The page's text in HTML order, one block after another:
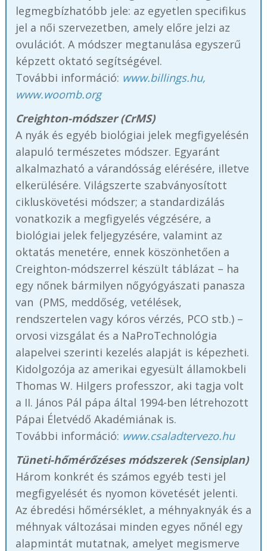
legmegbízhatóbb jele: az egyetlen specifikus
jel a női szervezetben, amely előre jelzi az
ovulációt. A módszer megtanulása egyszerű
képzett oktató segítségével.
További információ: www.billings.hu,
www.woomb.org
Creighton-módszer (CrMS)
A nyák és egyéb biológiai jelek megfigyelésén
alapuló természetes módszer. Egyaránt
alkalmazható a várandósság elérésére, illetve
elkerülésére. Világszerte szabványosított
cikluskövetési módszer; a standardizálás
vonatkozik a megfigyelés végzésére, a
biológiai jelek feljegyzésére, valamint az
oktatás menetére, ennek köszönhetően a
Creighton-módszerrel készült táblázat – ha
egy nőnek bármilyen nőgyógyászati panasza
van (PMS, meddőség, vetélések,
rendszertelen vagy kóros vérzés, PCO stb.) –
orvosi vizsgálat és a NaProTechnológia
alapelvei szerinti kezelés alapját is képezheti.
Kidolgozója az amerikai egyesült államokbeli
Thomas W. Hilgers professzor, aki tagja volt
a II. János Pál pápa által 1994-ben létrehozott
Pápai Életvédő Akadémiának is.
További információ: www.csaladtervezo.hu
Tüneti-hőmérőzéses módszerek (Sensiplan)
Három konkrét és számos egyéb testi jel
megfigyelését és nyomon követését jelenti.
Az ébredési hőmérséklet, a méhnyaknyák és a
méhnyak változásai minden egyes nőnél egy
alapmintát mutatnak, amelyet megismerve